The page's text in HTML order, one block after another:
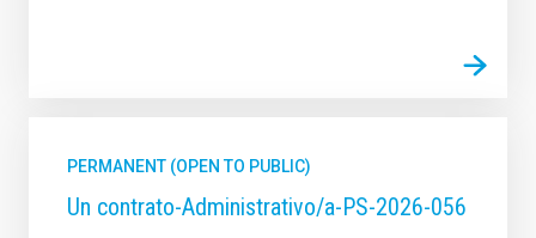
PERMANENT (OPEN TO PUBLIC)
Un contrato-Administrativo/a-PS-2026-056